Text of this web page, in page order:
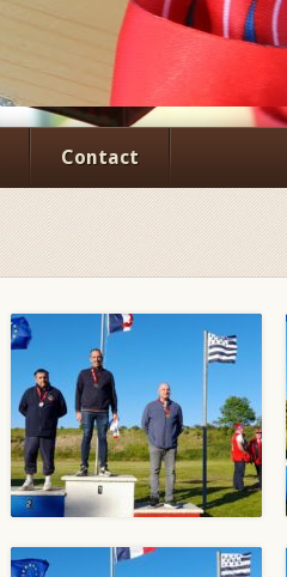
Contact